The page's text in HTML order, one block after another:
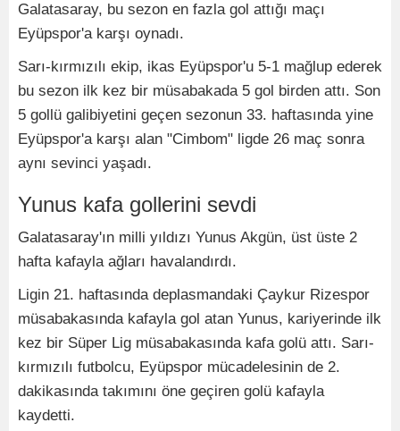
Galatasaray, bu sezon en fazla gol attığı maçı
Eyüpspor'a karşı oynadı.
Sarı-kırmızılı ekip, ikas Eyüpspor'u 5-1 mağlup ederek
bu sezon ilk kez bir müsabakada 5 gol birden attı. Son
5 gollü galibiyetini geçen sezonun 33. haftasında yine
Eyüpspor'a karşı alan "Cimbom" ligde 26 maç sonra
aynı sevinci yaşadı.
Yunus kafa gollerini sevdi
Galatasaray'ın milli yıldızı Yunus Akgün, üst üste 2
hafta kafayla ağları havalandırdı.
Ligin 21. haftasında deplasmandaki Çaykur Rizespor
müsabakasında kafayla gol atan Yunus, kariyerinde ilk
kez bir Süper Lig müsabakasında kafa golü attı. Sarı-
kırmızılı futbolcu, Eyüpspor mücadelesinin de 2.
dakikasında takımını öne geçiren golü kafayla
kaydetti.